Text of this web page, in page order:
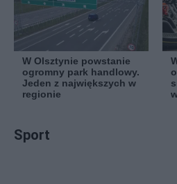
W Olsztynie powstanie
ogromny park handlowy.
Jeden z największych w
regionie
Sport